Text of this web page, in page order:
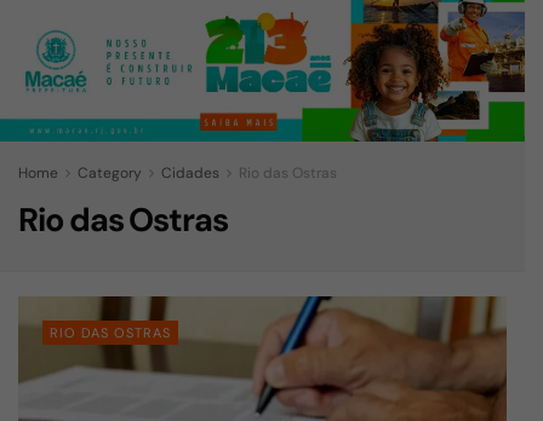
Home Category Cidades Rio das Ostras
Rio das Ostras
RIO DAS OSTRAS